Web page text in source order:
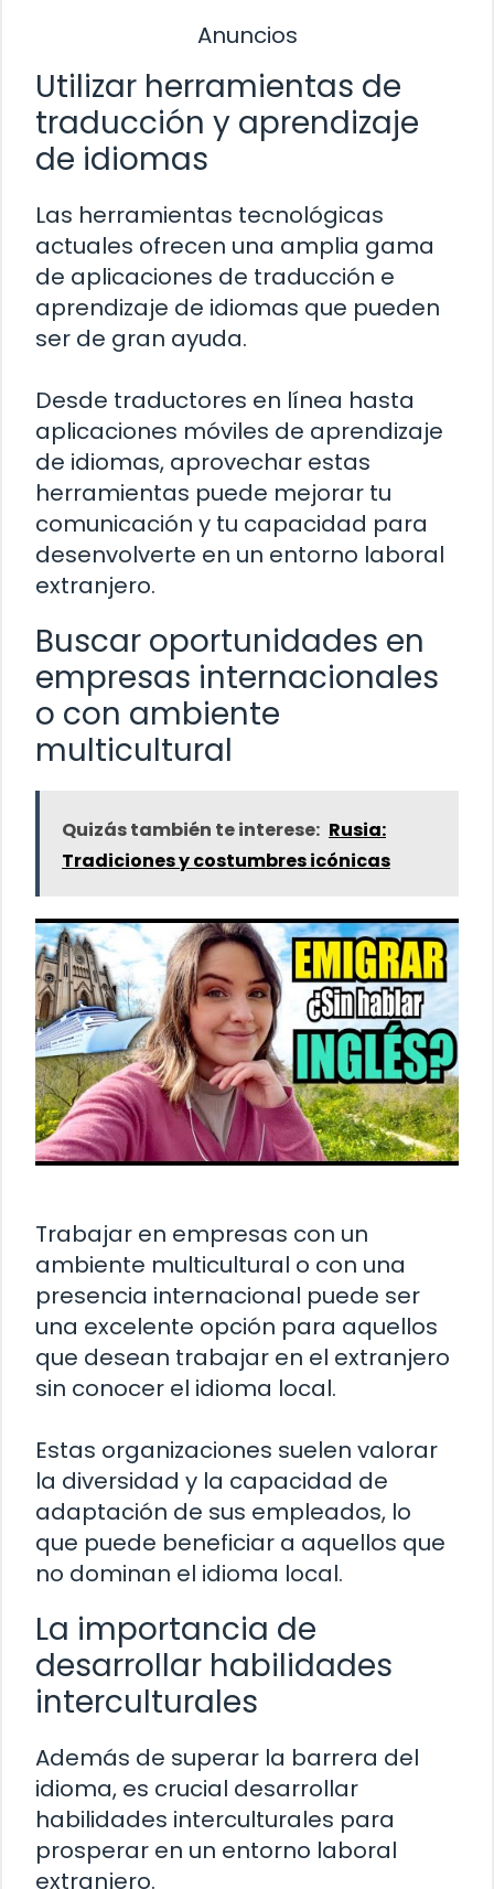
Anuncios
Utilizar herramientas de
traducción y aprendizaje
de idiomas
Las herramientas tecnológicas
actuales ofrecen una amplia gama
de aplicaciones de traducción e
aprendizaje de idiomas que pueden
ser de gran ayuda.
Desde traductores en línea hasta
aplicaciones móviles de aprendizaje
de idiomas, aprovechar estas
herramientas puede mejorar tu
comunicación y tu capacidad para
desenvolverte en un entorno laboral
extranjero.
Buscar oportunidades en
empresas internacionales
o con ambiente
multicultural
Quizás también te interese: Rusia:
Tradiciones y costumbres icónicas
Trabajar en empresas con un
ambiente multicultural o con una
presencia internacional puede ser
una excelente opción para aquellos
que desean trabajar en el extranjero
sin conocer el idioma local.
Estas organizaciones suelen valorar
la diversidad y la capacidad de
adaptación de sus empleados, lo
que puede beneficiar a aquellos que
no dominan el idioma local.
La importancia de
desarrollar habilidades
interculturales
Además de superar la barrera del
idioma, es crucial desarrollar
habilidades interculturales para
prosperar en un entorno laboral
extranjero.